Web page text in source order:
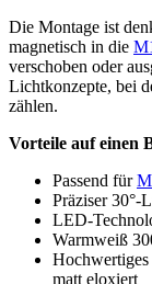
Die Montage ist
magnetisch in die
verschoben oder
Lichtkonzepte, bei
zählen.
Vorteile auf einen
Passend für
Präziser 30°-
LED-
Warmweiß
matt eloxiert